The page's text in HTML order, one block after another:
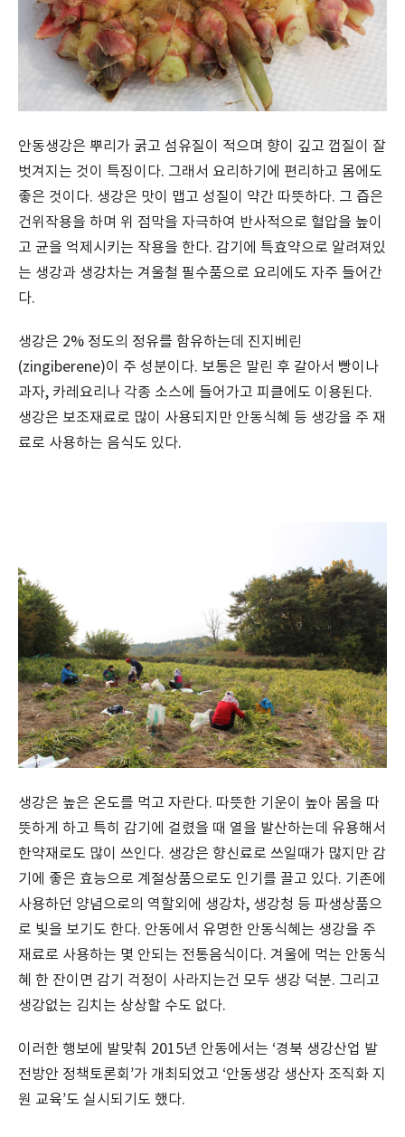
안동생강은 뿌리가 굵고 섬유질이 적으며 향이 깊고 껍질이 잘
벗겨지는 것이 특징이다. 그래서 요리하기에 편리하고 몸에도
좋은 것이다. 생강은 맛이 맵고 성질이 약간 따뜻하다. 그 즙은
건위작용을 하며 위 점막을 자극하여 반사적으로 혈압을 높이
고 균을 억제시키는 작용을 한다. 감기에 특효약으로 알려져있
는 생강과 생강차는 겨울철 필수품으로 요리에도 자주 들어간
다.
생강은 2% 정도의 정유를 함유하는데 진지베린
(zingiberene)이 주 성분이다. 보통은 말린 후 갈아서 빵이나
과자, 카레요리나 각종 소스에 들어가고 피클에도 이용된다.
생강은 보조재료로 많이 사용되지만 안동식혜 등 생강을 주 재
료로 사용하는 음식도 있다.
생강은 높은 온도를 먹고 자란다. 따뜻한 기운이 높아 몸을 따
뜻하게 하고 특히 감기에 걸렸을 때 열을 발산하는데 유용해서
한약재로도 많이 쓰인다. 생강은 향신료로 쓰일때가 많지만 감
기에 좋은 효능으로 계절상품으로도 인기를 끌고 있다. 기존에
사용하던 양념으로의 역할외에 생강차, 생강청 등 파생상품으
로 빛을 보기도 한다. 안동에서 유명한 안동식혜는 생강을 주
재료로 사용하는 몇 안되는 전통음식이다. 겨울에 먹는 안동식
혜 한 잔이면 감기 걱정이 사라지는건 모두 생강 덕분. 그리고
생강없는 김치는 상상할 수도 없다.
이러한 행보에 발맞춰 2015년 안동에서는 ‘경북 생강산업 발
전방안 정책토론회’가 개최되었고 ‘안동생강 생산자 조직화 지
원 교육’도 실시되기도 했다.